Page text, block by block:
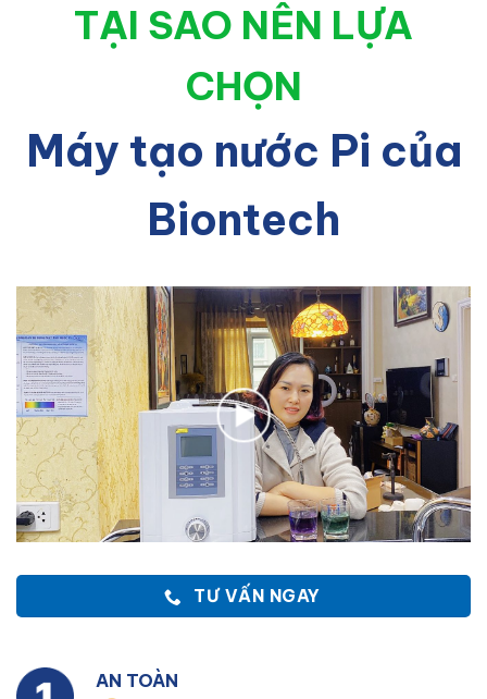
TẠI SAO NÊN LỰA
CHỌN
Máy tạo nước Pi của
Biontech
TƯ VẤN NGAY
AN TOÀN